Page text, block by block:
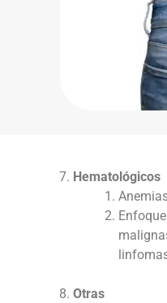
Hematológicos
Otras